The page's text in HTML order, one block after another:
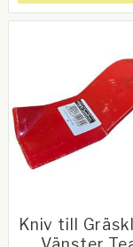
Kniv till